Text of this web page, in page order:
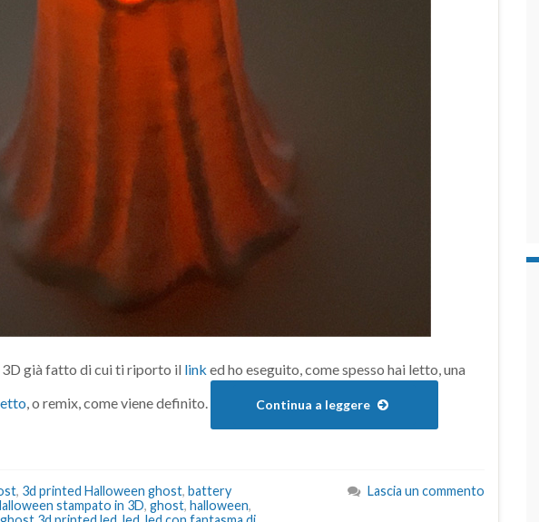
già fatto di cui ti riporto il link ed ho eseguito, come spesso hai letto, una
, o remix, come viene definito. Continua a leggere
, 3d printed Halloween ghost, battery
stampato in 3D, ghost, halloween,
Lascia un commento